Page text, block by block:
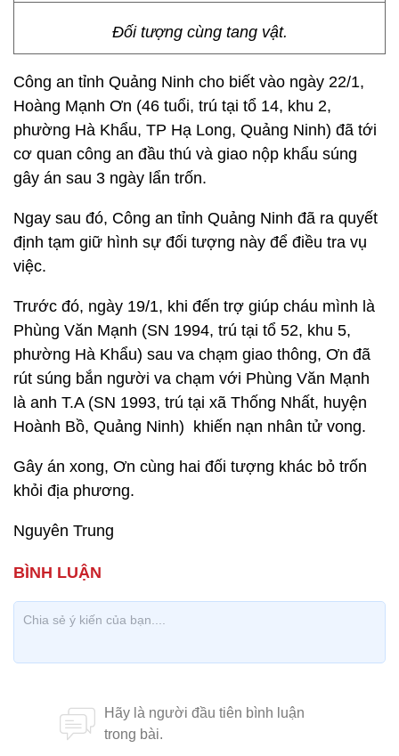
Đối tượng cùng tang vật.
Công an tỉnh Quảng Ninh cho biết vào ngày 22/1,
Hoàng Mạnh Ơn (46 tuổi, trú tại tổ 14, khu 2,
phường Hà Khẩu, TP Hạ Long, Quảng Ninh) đã tới
cơ quan công an đầu thú và giao nộp khẩu súng
gây án sau 3 ngày lẩn trốn.
Ngay sau đó, Công an tỉnh Quảng Ninh đã ra quyết
định tạm giữ hình sự đối tượng này để điều tra vụ
việc.
Trước đó, ngày 19/1, khi đến trợ giúp cháu mình là
Phùng Văn Mạnh (SN 1994, trú tại tổ 52, khu 5,
phường Hà Khẩu) sau va chạm giao thông, Ơn đã
rút súng bắn người va chạm với Phùng Văn Mạnh
là anh T.A (SN 1993, trú tại xã Thống Nhất, huyện
Hoành Bồ, Quảng Ninh) khiến nạn nhân tử vong.
Gây án xong, Ơn cùng hai đối tượng khác bỏ trốn
khỏi địa phương.
Nguyên Trung